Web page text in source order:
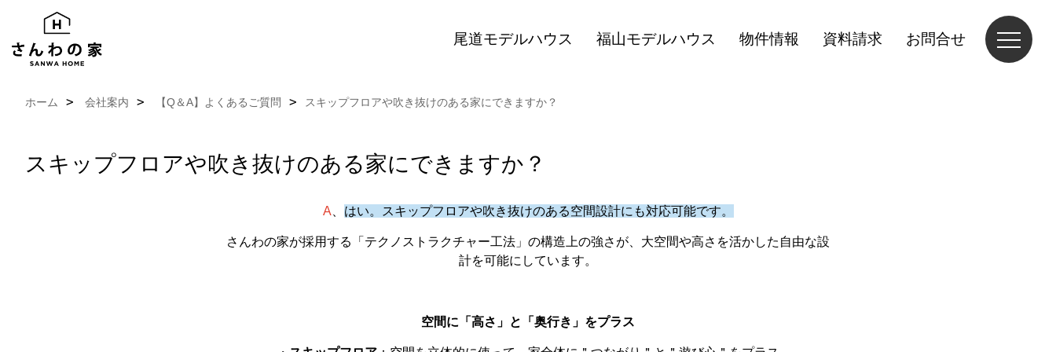
尾道モデルハウス 福山モデルハウス 物件情報 資料請求 お問合せ
ホーム 会社案内 【Q＆A】よくあるご質問 スキップフロアや吹き抜けのある家にできますか？
スキップフロアや吹き抜けのある家にできますか？
A はい。スキップフロアや吹き抜けのある空間設計にも対応可能です。
さんわの家が採用する「テクノストラクチャー工法」の構造上の強さが、大空間や高さを活かした自由な設
計を可能にしています。
空間に「高さ」と「奥行き」をプラス